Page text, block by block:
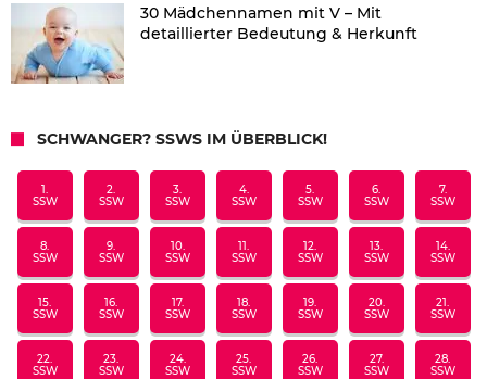
30 Mädchennamen mit V – Mit
detaillierter Bedeutung & Herkunft
SCHWANGER? SSWS IM ÜBERBLICK!
1.
SSW
2.
SSW
3.
SSW
4.
SSW
5.
SSW
6.
SSW
7.
SSW
8.
SSW
9.
SSW
10.
SSW
11.
SSW
12.
SSW
13.
SSW
14.
SSW
15.
SSW
16.
SSW
17.
SSW
18.
SSW
19.
SSW
20.
SSW
21.
SSW
22.
SSW
23.
SSW
24.
SSW
25.
SSW
26.
SSW
27.
SSW
28.
SSW